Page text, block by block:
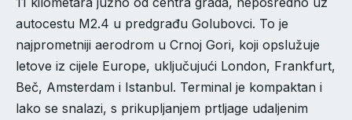
autocestu M2.4 u predgrađu Golubovci. To je
najprometniji aerodrom u Crnoj Gori, koji opslužuje
letove iz cijele Europe, uključujući London, Frankfurt,
Beč, Amsterdam i Istanbul. Terminal je kompaktan i
lako se snalazi, s prikupljanjem prtljage udaljenim